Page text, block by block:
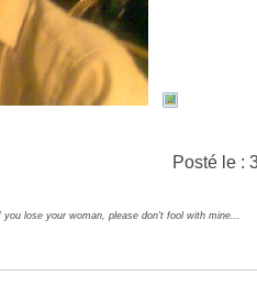
Posté le :
lose your woman, please don't fool with mine...